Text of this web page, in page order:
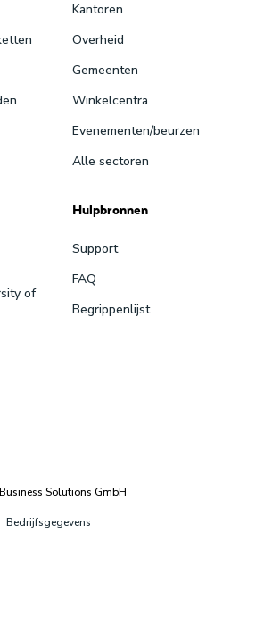
Kantoren
Overheid
Gemeenten
Winkelcentra
Evenementen/beurzen
Alle sectoren
of
Hulpbronnen
Support
FAQ
Begrippenlijst
Solutions GmbH
Bedrijfsgegevens